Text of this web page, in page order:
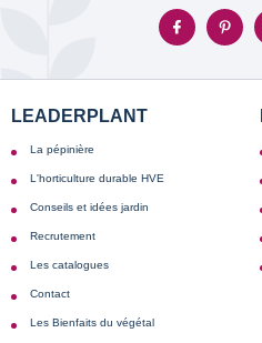
LEADERPLANT
La pépinière
L'horticulture durable HVE
Conseils et idées jardin
Recrutement
Les catalogues
Contact
Les Bienfaits du végétal